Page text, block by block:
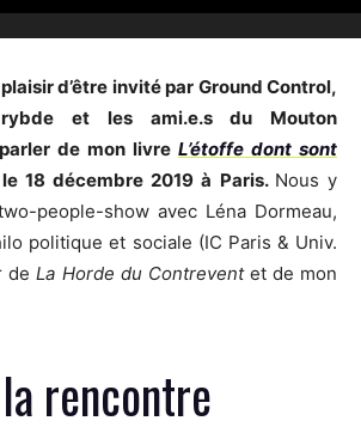
plaisir d’être invité par Ground Control,
et les ami.e.s du Mouton
de mon livre L’étoffe dont sont
18 décembre 2019 à Paris. Nous y
people-show avec Léna Dormeau,
politique et sociale (IC Paris & Univ.
deLa Horde du Contreventet de mon
rencontre